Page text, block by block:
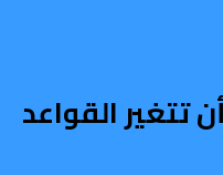
القواعد